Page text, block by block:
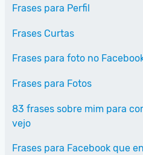
Frases para Perfil
Frases Curtas
Frases para foto no
Frases para Fotos
83 frases sobre mim para
vejo
Frases para Facebook que